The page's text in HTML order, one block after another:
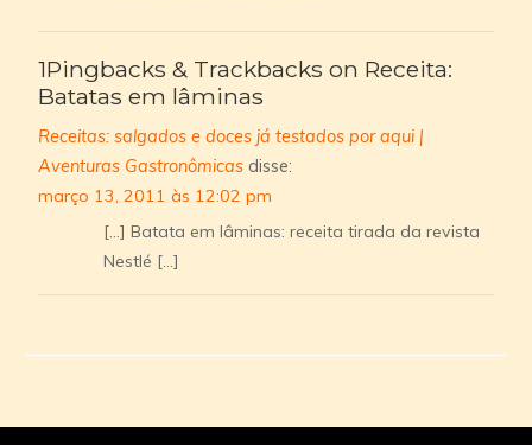
1Pingbacks & Trackbacks on Receita:
Batatas em lâminas
Receitas: salgados e doces já testados por aqui |
Aventuras Gastronômicas disse:
março 13, 2011 às 12:02 pm
[…] Batata em lâminas: receita tirada da revista
Nestlé […]